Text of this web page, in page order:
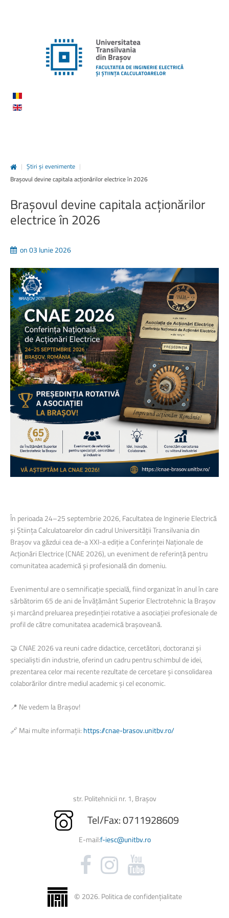
| Știri și evenimente |
Brașovul devine capitala acționărilor electrice în 2026
Brașovul devine capitala acționărilor
electriceîn 2026
on 03 Iunie 2026
În perioada 24–25 septembrie 2026, Facultatea de Inginerie Electrică
și Știința Calculatoarelor din cadrul Universității Transilvania din
Brașov va găzdui cea de-a XXI-a ediție a Conferinței Naționale de
Acționări Electrice (CNAE 2026), un eveniment de referință pentru
comunitatea academică și profesională din domeniu.
Evenimentul are o semnificație specială, fiind organizat în anul în care
sărbătorim 65 de ani de Învățământ Superior Electrotehnic la Brașov
și marcând preluarea președinției rotative a asociației profesionale de
profil de către comunitatea academică brașoveană.
🤝 CNAE 2026 va reuni cadre didactice, cercetători, doctoranzi și
specialiști din industrie, oferind un cadru pentru schimbul de idei,
prezentarea celor mai recente rezultate de cercetare și consolidarea
colaborărilor dintre mediul academic și cel economic.
📍 Ne vedem la Brașov!
🔗 Mai multe informații: https://cnae-brasov.unitbv.ro/
str. Politehnicii nr. 1, Brașov
Tel/Fax: 0711928609
E-mail:f-iesc@unitbv.ro
© 2026. Politica de confidențialitate